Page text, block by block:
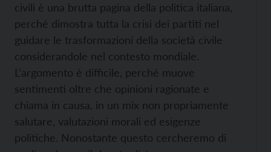
civili è una brutta pagina della politica italiana,
perché dimostra tutta la crisi dei partiti nel
guidare le trasformazioni della società civile
considerandole nel contesto mondiale.
L’argomento è difficile, perché muove
sentimenti oltre che opinioni ragionate e
chiama in causa, in un mix non propriamente
salutare, valutazioni morali ed esigenze
politiche. Nonostante questo cercheremo di